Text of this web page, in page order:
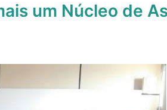
um Núcleo de